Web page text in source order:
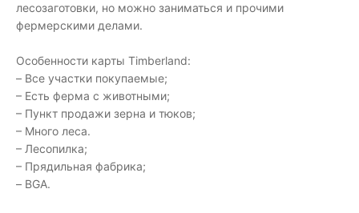
лесозаготовки, но можно заниматься и прочими
фермерскими делами.
Особенности карты Timberland:
– Все участки покупаемые;
– Есть ферма с животными;
– Пункт продажи зерна и тюков;
– Много леса.
– Лесопилка;
– Прядильная фабрика;
– BGA.